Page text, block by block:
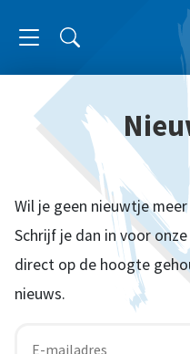
Wil je geen nieuwtje
Schrijf je dan in voor
direct op de hoogte
nieuws.